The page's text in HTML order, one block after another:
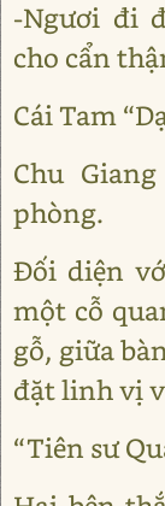
-Ngươi đi
cho cẩn
Cái Tam
Chu
phòng.
Đối diện
một cỗ
gỗ, giữa
đặt linh vị
“Tiên sư